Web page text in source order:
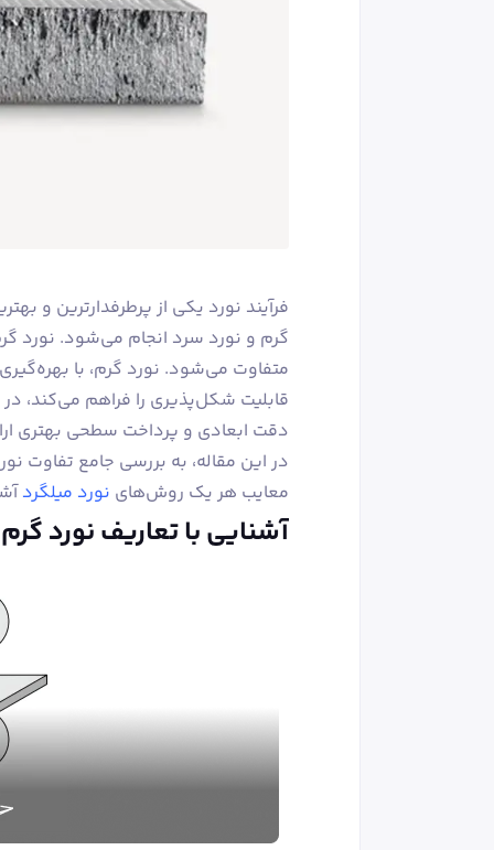
فرآیند نورد یکی از پرطرفدارترین
گرم و نورد سرد انجام می‌شود. نورد
متفاوت می‌شود. نورد گرم، با بهره‌گیری
قابلیت شکل‌پذیری را فراهم می‌کند، در
دقت ابعادی و پرداخت سطحی بهتری
در این مقاله، به بررسی جامع تفاوت
معایب هر یک روش‌های نورد میلگرد
آشنایی با تعاریف نورد